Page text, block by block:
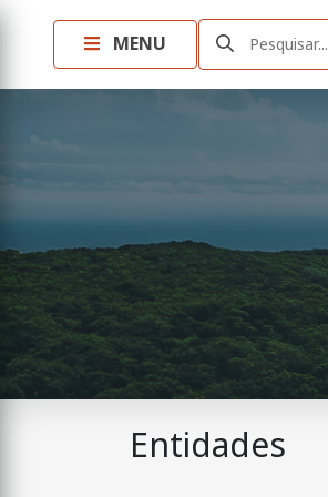
MENU Pesquisar...
Entidades